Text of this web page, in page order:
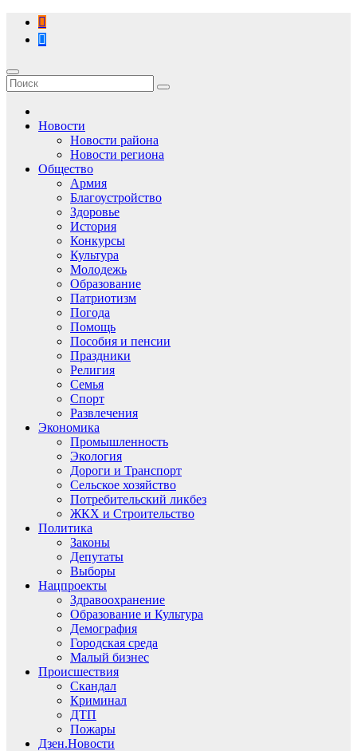
Перейти
содержимому
Новости
Новости района
Новости региона
Общество
Армия
Благоустройство
Здоровье
История
Конкурсы
Культура
Молодежь
Образование
Патриотизм
Погода
Помощь
Пособия и пенсии
Праздники
Религия
Семья
Спорт
Развлечения
Экономика
Промышленность
Экология
Дороги и Транспорт
Сельское хозяйство
Потребительский ликбез
ЖКХ и Строительство
Политика
Законы
Депутаты
Выборы
Нацпроекты
Здравоохранение
Образование и Культура
Демография
Городская среда
Малый бизнес
Происшествия
Скандал
Криминал
ДТП
Пожары
Дзен.Новости